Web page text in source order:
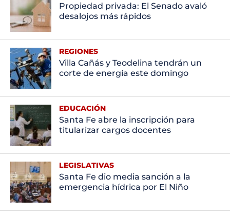
Propiedad privada: El Senado avaló
desalojos más rápidos
REGIONES
Villa Cañás y Teodelina tendrán un
corte de energía este domingo
EDUCACIÓN
Santa Fe abre la inscripción para
titularizar cargos docentes
LEGISLATIVAS
Santa Fe dio media sanción a la
emergencia hídrica por El Niño